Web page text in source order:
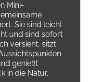
Mini-
Sie sind leicht
und sind sofort
versieht, sitzt
genießt
in die Natur.